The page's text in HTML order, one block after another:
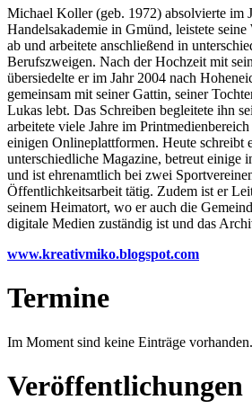
Michael Koller (geb. 1972) absolvierte im
Handelsakademie in Gmünd, leistete
ab und arbeitete anschließend in
Berufszweigen. Nach der Hochzeit mit
übersiedelte er im Jahr 2004 nach
gemeinsam mit seiner Gattin, seiner
Lukas lebt. Das Schreiben begleitete ihn
arbeitete viele Jahre im
einigen Onlineplattformen. Heute schreibt
unterschiedliche Magazine, betreut einige
und ist ehrenamtlich bei zwei
Öffentlichkeitsarbeit tätig. Zudem ist er
seinem Heimatort, wo er auch die
digitale Medien zuständig ist und das
www.kreativmiko.blogspot.com
Termine
Im Moment sind keine Einträge vorhanden.
Veröffentlichungen